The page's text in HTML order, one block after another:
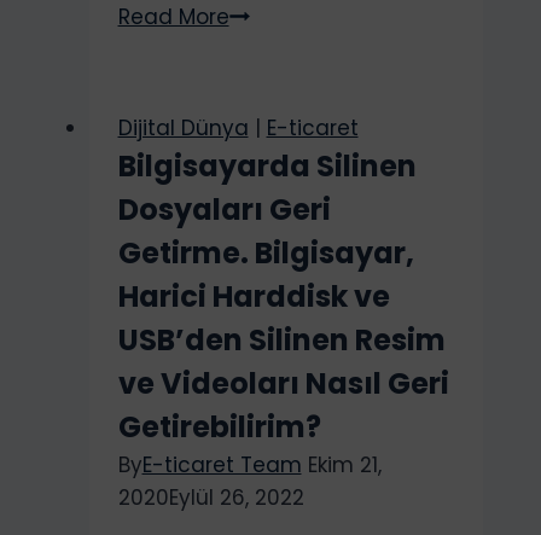
Read MoreEAN
Nereden
Satın
Alabiliriz?
Dijital Dünya | E-ticaret
Bilgisayarda Silinen
Dosyaları Geri
Getirme. Bilgisayar,
Harici Harddisk ve
USB’den Silinen Resim
ve Videoları Nasıl Geri
Getirebilirim?
ByE-ticaret Team Ekim 21,
2020Eylül 26, 2022